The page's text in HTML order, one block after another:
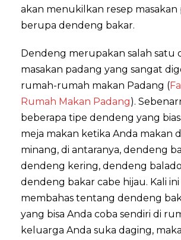
akan menukilkan resep masakan
berupa dendeng bakar.
Dendeng merupakan salah satu
masakan padang yang sangat
rumah-rumah makan Padang (
Rumah Makan Padang).
beberapa tipe dendeng yang
meja makan ketika Anda makan
minang, di antaranya, dendeng
dendeng kering, dendeng
dendeng bakar cabe hijau. Kali
membahas tentang dendeng
yang bisa Anda coba sendiri di
keluarga Anda suka daging,